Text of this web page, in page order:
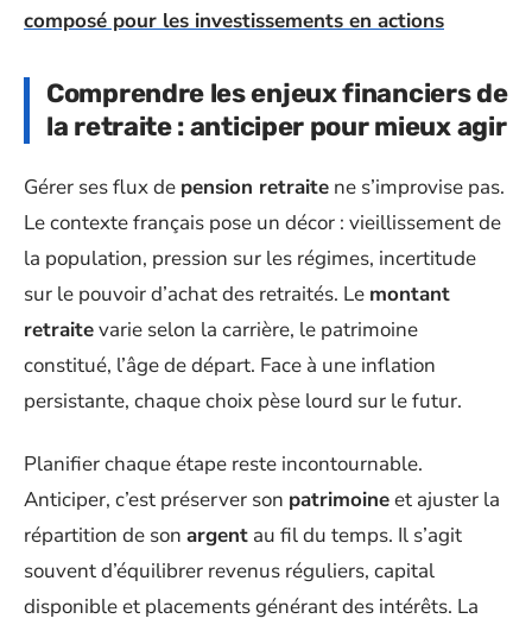
composé pour les investissements en actions
Comprendre les enjeux financiers de
la retraite : anticiper pour mieux agir
Gérer ses flux de pension retraite ne s’improvise pas.
Le contexte français pose un décor : vieillissement de
la population, pression sur les régimes, incertitude
sur le pouvoir d’achat des retraités. Le montant
retraitevarie selon la carrière, le patrimoine
constitué, l’âge de départ. Face à une inflation
persistante, chaque choix pèse lourd sur le futur.
Planifier chaque étape reste incontournable.
Anticiper, c’est préserver son patrimoineet ajuster la
répartition de son argent au fil du temps. Il s’agit
souvent d’équilibrer revenus réguliers, capital
disponible et placements générant des intérêts. La